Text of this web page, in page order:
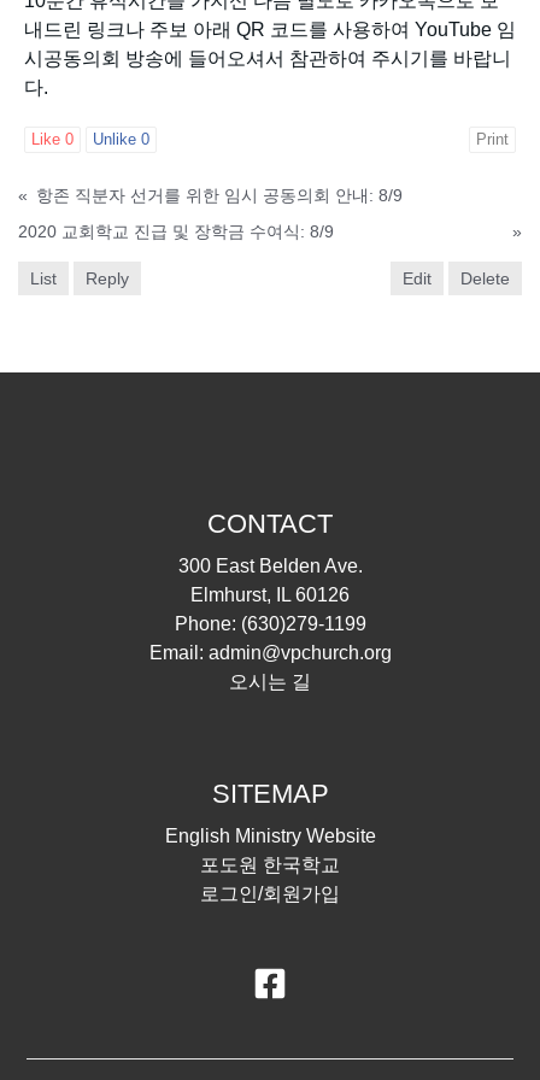
내드린 링크나 주보 아래 QR 코드를 사용하여 YouTube 임
시공동의회 방송에 들어오셔서 참관하여 주시기를 바랍니
다.
Like 0 Unlike 0 Print
« 항존 직분자 선거를 위한 임시 공동의회 안내: 8/9
2020 교회학교 진급 및 장학금 수여식: 8/9
»
List Reply Edit Delete
CONTACT
300 East Belden Ave.
Elmhurst, IL 60126
Phone: (630)279-1199
Email: admin@vpchurch.org
오시는 길
SITEMAP
English Ministry Website
포도원 한국학교
로그인/회원가입